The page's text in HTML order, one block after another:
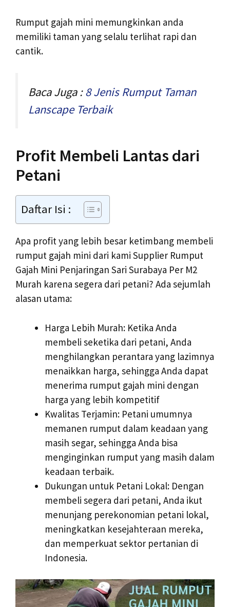
Rumput gajah mini memungkinkan anda
memiliki taman yang selalu terlihat rapi dan
cantik.
Baca Juga :8 Jenis Rumput Taman
Lanscape Terbaik
Profit Membeli Lantas dari
Petani
Daftar Isi :
Apa profit yang lebih besar ketimbang membeli
rumput gajah mini dari kami Supplier Rumput
Gajah Mini Penjaringan Sari Surabaya Per M2
Murah karena segera dari petani? Ada sejumlah
alasan utama:
Harga Lebih Murah: Ketika Anda
membeli seketika dari petani, Anda
menghilangkan perantara yang lazimnya
menaikkan harga, sehingga Anda dapat
menerima rumput gajah mini dengan
harga yang lebih kompetitif
Kwalitas Terjamin: Petani umumnya
memanen rumput dalam keadaan yang
masih segar, sehingga Anda bisa
menginginkan rumput yang masih dalam
keadaan terbaik.
Dukungan untuk Petani Lokal: Dengan
membeli segera dari petani, Anda ikut
menunjang perekonomian petani lokal,
meningkatkan kesejahteraan mereka,
dan memperkuat sektor pertanian di
Indonesia.